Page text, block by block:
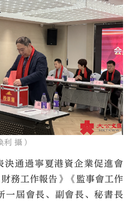
攝）
決通過寧夏港資企業促進會
務工作報告》《監事會工作
一屆會長、副會長、秘書長